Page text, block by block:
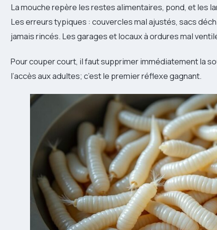
La mouche repère les restes alimentaires, pond, et les
Les erreurs typiques : couvercles mal ajustés, sacs
jamais rincés. Les garages et locaux à ordures mal
Pour couper court, il faut supprimer immédiatement la
l’accès aux adultes; c’est le premier réflexe gagnant.